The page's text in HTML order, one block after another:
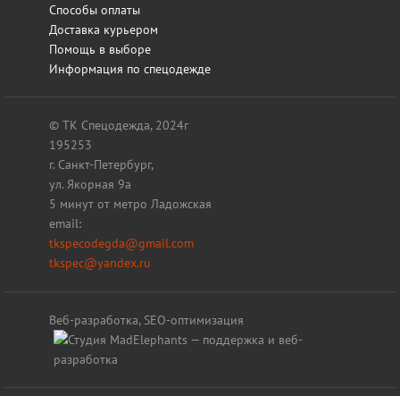
Способы оплаты
Доставка курьером
Помощь в выборе
Информация по спецодежде
© ТК Спецодежда, 2024г
195253
г. Санкт-Петербург,
ул. Якорная 9а
5 минут от метро Ладожская
email:
tkspecodegda@gmail.com
tkspec@yandex.ru
Веб-разработка, SEO-оптимизация